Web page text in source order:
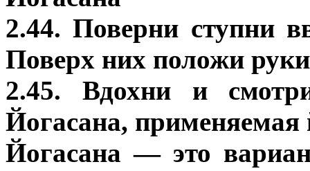
2.44. Поверни ступни
Поверх них положи
2.45. Вдохни и
Йогасана, применяемая
Йогасана — это